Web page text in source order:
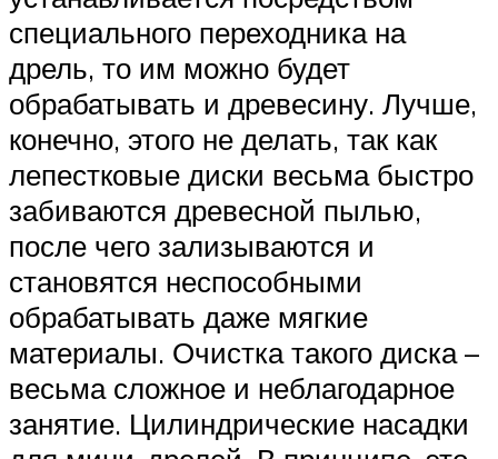
специального переходника на
дрель, то им можно будет
обрабатывать и древесину. Лучше,
конечно, этого не делать, так как
лепестковые диски весьма быстро
забиваются древесной пылью,
после чего зализываются и
становятся неспособными
обрабатывать даже мягкие
материалы. Очистка такого диска –
весьма сложное и неблагодарное
занятие. Цилиндрические насадки